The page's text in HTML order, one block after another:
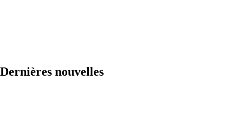
Dernières nouvelles